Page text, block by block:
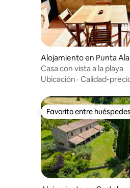
Alojamiento en Punta Ala
Casa con vista a la playa
Ubicación · Calidad-
Favorito entre huéspedes
Favorito entre huéspedes